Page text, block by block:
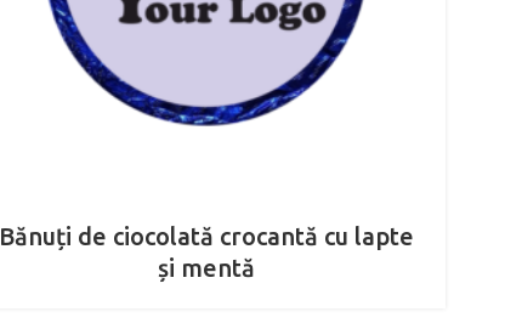
Bănuți de ciocolată crocantă cu lapte
și mentă